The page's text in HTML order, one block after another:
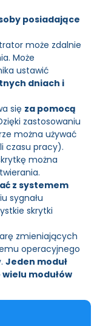
posiadające
może zdalnie
Może
ustawić
dniach i
się za pomocą
zastosowaniu
można używać
czasu pracy).
można
z systemem
sygnału
skrytki
zmieniających
operacyjnego
Jeden moduł
modułów